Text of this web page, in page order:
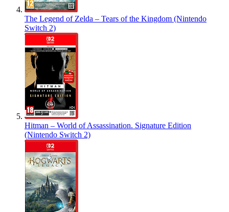
The Legend of Zelda – Tears of the Kingdom (Nintendo
Switch 2)
Hitman – World of Assassination. Signature Edition
(Nintendo Switch 2)